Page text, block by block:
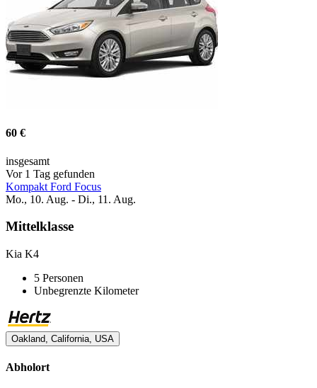
60 €
insgesamt
Vor 1 Tag gefunden
Kompakt Ford Focus
Mo., 10. Aug. - Di., 11. Aug.
Mittelklasse
Kia K4
5 Personen
Unbegrenzte Kilometer
Oakland, California, USA
Abholort